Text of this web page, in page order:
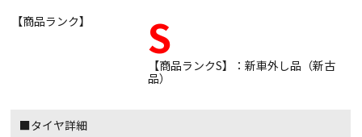
【商品ランク】
S
【商品ランクS】：新車外し品（新古
品）
■タイヤ詳細